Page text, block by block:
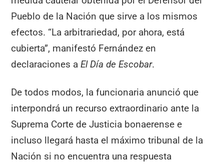
Pueblo de la Nación que sirve a los mismos
efectos. “La arbitrariedad, por ahora, está
cubierta”, manifestó Fernández en
declaraciones aEl Día de Escobar.
De todos modos, la funcionaria anunció que
interpondrá un recurso extraordinario ante la
Suprema Corte de Justicia bonaerense e
incluso llegará hasta el máximo tribunal de la
Nación si no encuentra una respuesta